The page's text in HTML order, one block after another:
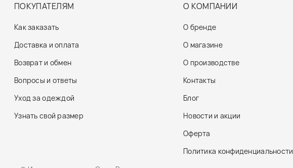
ПОКУПАТЕЛЯМ
Как заказать
Доставка и оплата
Возврат и обмен
Вопросы и ответы
Уход за одеждой
Узнать свой размер
О КОМПАНИИ
О бренде
О магазине
О производстве
Контакты
Блог
Новости и акции
Оферта
Политика конфиденциальности